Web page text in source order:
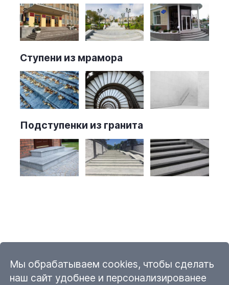
Ступени из мрамора
Подступенки из гранита
Мы обрабатываем cookies, чтобы сделать
наш сайт удобнее и персонализированее